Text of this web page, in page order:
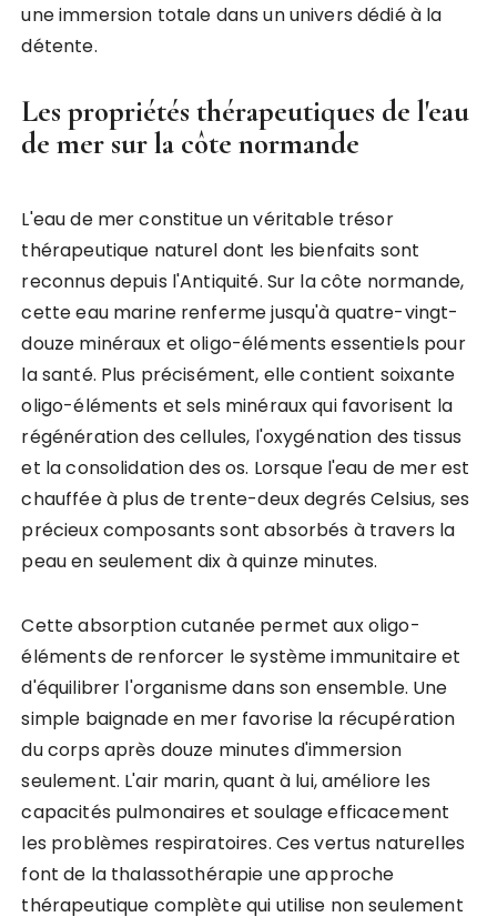
une immersion totale dans un univers dédié à la
détente.
Les propriétés thérapeutiques de l'eau
de mer sur la côte normande
L'eau de mer constitue un véritable trésor
thérapeutique naturel dont les bienfaits sont
reconnus depuis l'Antiquité. Sur la côte normande,
cette eau marine renferme jusqu'à quatre-vingt-
douze minéraux et oligo-éléments essentiels pour
la santé. Plus précisément, elle contient soixante
oligo-éléments et sels minéraux qui favorisent la
régénération des cellules, l'oxygénation des tissus
et la consolidation des os. Lorsque l'eau de mer est
chauffée à plus de trente-deux degrés Celsius, ses
précieux composants sont absorbés à travers la
peau en seulement dix à quinze minutes.
Cette absorption cutanée permet aux oligo-
éléments de renforcer le système immunitaire et
d'équilibrer l'organisme dans son ensemble. Une
simple baignade en mer favorise la récupération
du corps après douze minutes d'immersion
seulement. L'air marin, quant à lui, améliore les
capacités pulmonaires et soulage efficacement
les problèmes respiratoires. Ces vertus naturelles
font de la thalassothérapie une approche
thérapeutique complète qui utilise non seulement